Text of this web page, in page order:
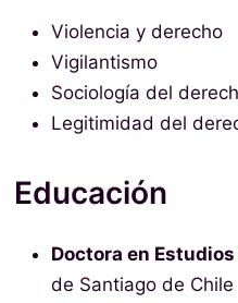
Violencia y derecho
Vigilantismo
Sociología del
Legitimidad del
Educación
Doctora en
de Santiago de Chile